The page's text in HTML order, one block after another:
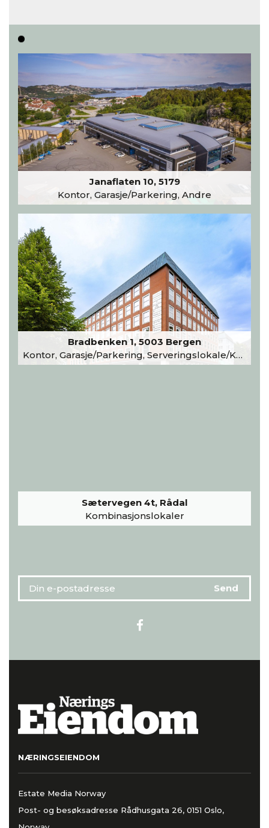
Les hele artikkelen
Janaflaten 10, 5179
Kontor, Garasje/Parkering, Andre
Bradbenken 1, 5003 Bergen
Kontor, Garasje/Parkering, Serveringslokale/Kantine, Undervisning/Arrangement
Sætervegen 4t, Rådal
Kombinasjonslokaler
NÆRINGSEIENDOM
Estate Media Norway
Post- og besøksadresse Rådhusgata 26, 0151 Oslo,